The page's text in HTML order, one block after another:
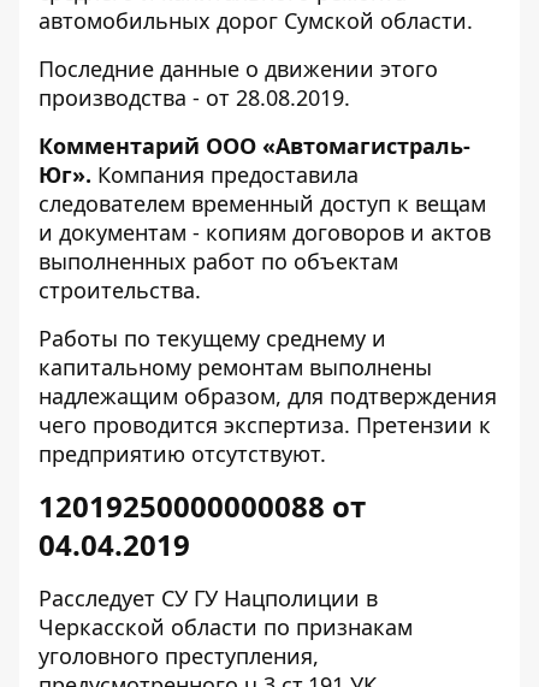
автомобильных дорог Сумской области.
Последние данные о движении этого
производства - от 28.08.2019.
Комментарий ООО «Автомагистраль-
Юг». Компания предоставила
следователем временный доступ к вещам
и документам - копиям договоров и актов
выполненных работ по объектам
строительства.
Работы по текущему среднему и
капитальному ремонтам выполнены
надлежащим образом, для подтверждения
чего проводится экспертиза. Претензии к
предприятию отсутствуют.
12019250000000088 от
04.04.2019
Расследует СУ ГУ Нацполиции в
Черкасской области по признакам
уголовного преступления,